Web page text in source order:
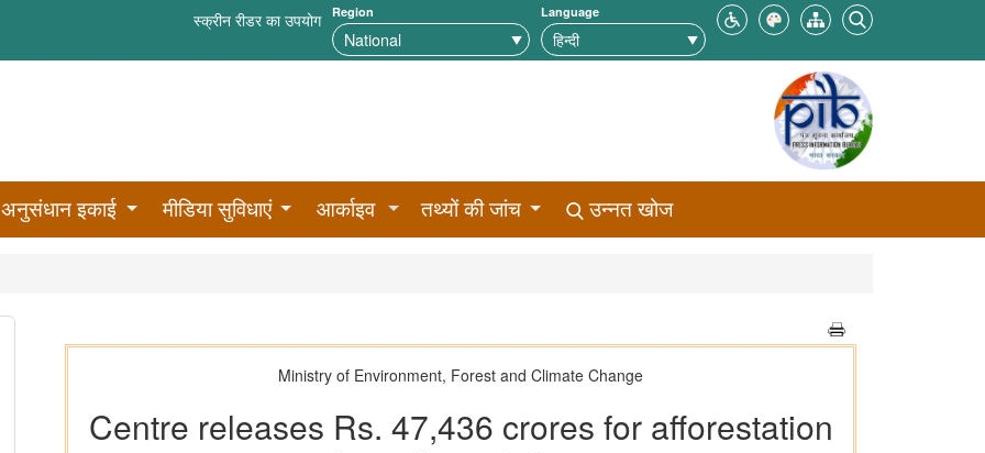
स्क्रीन रीडर का उपयोग Region Language
अनुसंधान इकाई मीडिया सुविधाएं आर्काइव तथ्यों की जांच उन्नत खोज